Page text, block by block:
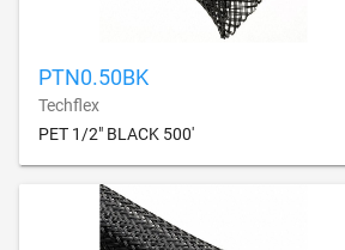
PTN0.50BK
Techflex
PET 1/2" BLACK 500'